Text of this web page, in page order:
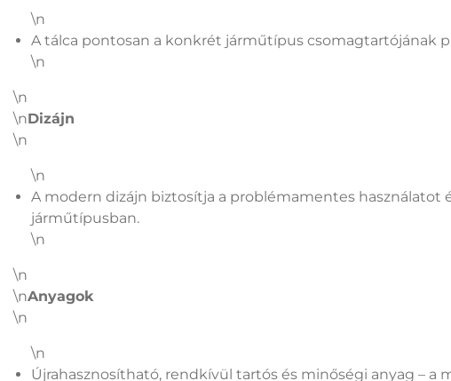
\n
A tálca pontosan a konkrét járműtípus csomagtartójának
\n
\n
\nDizájn
\n
\n
A modern dizájn biztosítja a problémamentes használatot
járműtípusban.
\n
\n
\nAnyagok
\n
\n
Újrahasznosítható, rendkívül tartós és minőségi anyag – a